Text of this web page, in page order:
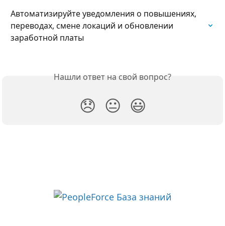
Автоматизируйте уведомления о повышениях,
переводах, смене локаций и обновлении
заработной платы
Нашли ответ на свой вопрос?
😞 😐 😃